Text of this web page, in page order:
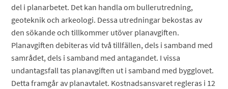
del i planarbetet. Det kan handla om bullerutredning,
geoteknik och arkeologi. Dessa utredningar bekostas av
den sökande och tillkommer utöver planavgiften.
Planavgiften debiteras vid två tillfällen, dels i samband med
samrådet, dels i samband med antagandet. I vissa
undantagsfall tas planavgiften ut i samband med bygglovet.
Detta framgår av planavtalet. Kostnadsansvaret regleras i 12